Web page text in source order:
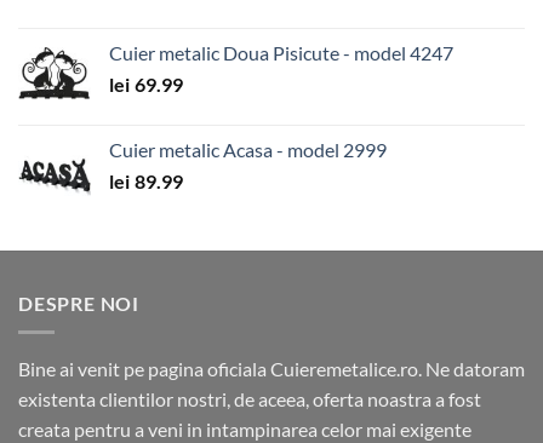
Cuier metalic Doua Pisicute - model 4247
lei 69.99
Cuier metalic Acasa - model 2999
lei 89.99
DESPRE NOI
Bine ai venit pe pagina oficiala Cuieremetalice.ro. Ne datoram
existenta clientilor nostri, de aceea, oferta noastra a fost
creata pentru a veni in intampinarea celor mai exigente